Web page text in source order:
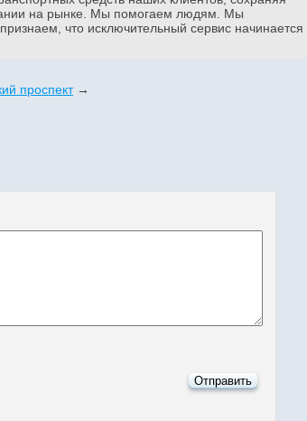
на рынке. Мы помогаем людям. Мы
что исключительный сервис начинается
проспект→